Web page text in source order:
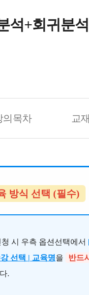
석+회귀분
의목차 교
방식 선택 (필수)
청 시 우측 옵션선택에서
선택 | 교육명을 반드
.